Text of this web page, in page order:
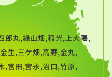
郎丸,縁山畑,稲光,上大隈,
生,三ケ畑,高野,金丸,
,宮田,宮永,沼口,竹原,